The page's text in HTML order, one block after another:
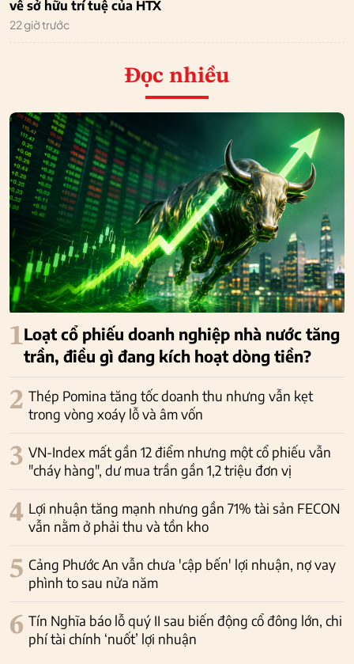
về sở hữu trí tuệ của HTX
22 giờ trước
Đọc nhiều
1Loạt cổ phiếu doanh nghiệp nhà nước tăng
trần, điều gì đang kích hoạt dòng tiền?
2 Thép Pomina tăng tốc doanh thu nhưng vẫn kẹt
trong vòng xoáy lỗ và âm vốn
3 VN-Index mất gần 12 điểm nhưng một cổ phiếu vẫn
"cháy hàng", dư mua trần gần 1,2 triệu đơn vị
4 Lợi nhuận tăng mạnh nhưng gần 71% tài sản FECON
vẫn nằm ở phải thu và tồn kho
5 Cảng Phước An vẫn chưa 'cập bến' lợi nhuận, nợ vay
phình to sau nửa năm
6 Tín Nghĩa báo lỗ quý II sau biến động cổ đông lớn, chi
phí tài chính ‘nuốt’ lợi nhuận